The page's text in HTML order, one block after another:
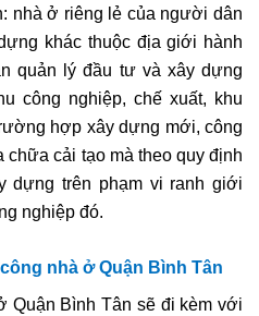
nhà ở riêng lẻ của người dân
khác thuộc địa giới hành
quản lý đầu tư và xây dựng
công nghiệp, chế xuất, khu
hợp xây dựng mới, công
chữa cải tạo mà theo quy định
dựng trên phạm vi ranh giới
nghiệp đó.
nhà ở Quận Bình Tân
Quận Bình Tân sẽ đi kèm với